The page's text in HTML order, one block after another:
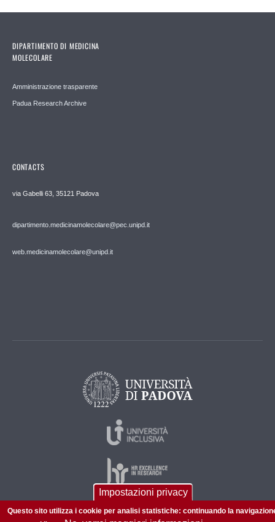
DIPARTIMENTO DI MEDICINA
MOLECOLARE
Amministrazione trasparente
Padua Research Archive
CONTACTS
via Gabelli 63, 35121 Padova
dipartimento.medicinamolecolare@pec.unipd.it
web.medicinamolecolare@unipd.it
Impostazioni privacy
Questo sito utilizza i cookie per analisi statistiche: continuando la